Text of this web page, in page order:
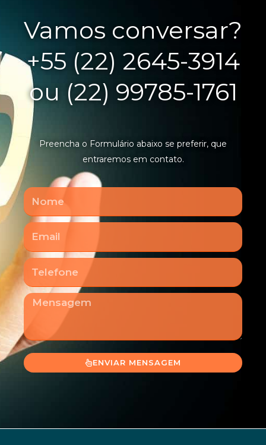
Vamos conversar?
+55 (22) 2645-3914
ou (22) 99785-1761
Preencha o Formulário abaixo se preferir, que
entraremos em contato.
Nome
Email
Telefone
Mensagem
ENVIAR MENSAGEM